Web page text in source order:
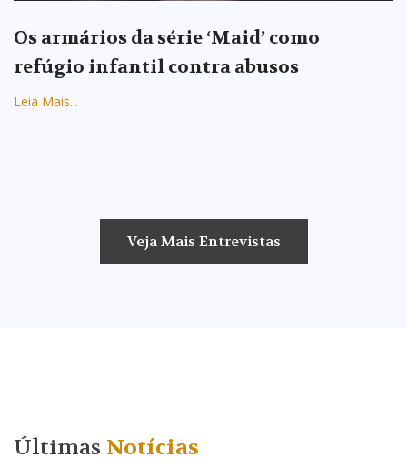
Os armários da série ‘Maid’ como
refúgio infantil contra abusos
Leia Mais...
Veja Mais Entrevistas
Últimas Notícias